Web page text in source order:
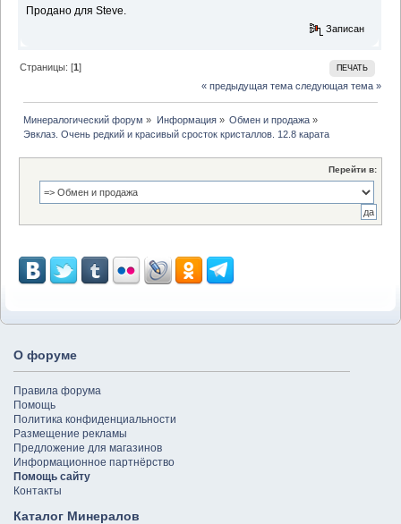
Продано для Steve.
Записан
ПЕЧАТЬ
Страницы: [1]
« предыдущая тема следующая тема »
Минералогический форум » Информация» Обмен и продажа»
Эвклаз. Очень редкий и красивый сросток кристаллов. 12.8 карата
Перейти в:
О форуме
Правила форума
Помощь
Политика конфиденциальности
Размещение рекламы
Предложение для магазинов
Информационное партнёрство
Помощь сайту
Контакты
Каталог Минералов